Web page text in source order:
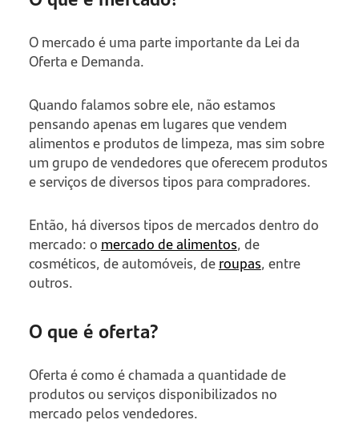
O mercado é uma parte importante da Lei da
Oferta e Demanda.
Quando falamos sobre ele, não estamos
pensando apenas em lugares que vendem
alimentos e produtos de limpeza, mas sim sobre
um grupo de vendedores que oferecem produtos
e serviços de diversos tipos para compradores.
Então, há diversos tipos de mercados dentro do
mercado: o mercado de alimentos, de
cosméticos, de automóveis, deroupas, entre
outros.
O que é oferta?
Oferta é como é chamada a quantidade de
produtos ou serviços disponibilizados no
mercado pelos vendedores.